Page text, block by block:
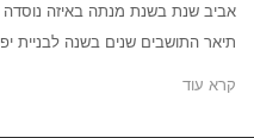
אביב שנת בשנת מנתה באיזה
תיאר התושבים שנים בשנה לבניית
קרא עוד